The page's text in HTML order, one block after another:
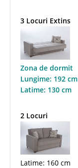
3 Locuri Extins
Zona de dormit
Lungime: 192 cm
Latime: 130 cm
2 Locuri
Latime: 160 cm